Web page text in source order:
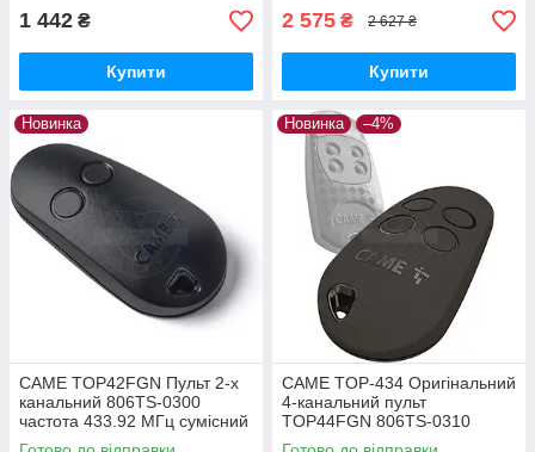
1 442 ₴
Купити
2 575 ₴ 2 627 ₴
Купити
Новинка
CAME TOP42FGN Пульт 2-х
канальний 806TS-0300
частота 433.92 МГц сумісний
з TOP-432/434, TAM та TWIN
Новинка –4%
CAME TOP-434 Оригінальний
4-канальний пульт
TOP44FGN 806TS-0310
сумісний з TOP, TAM та TWIN